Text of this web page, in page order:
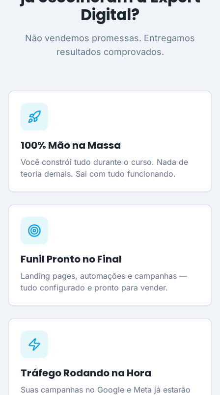
Digital?
Não vendemos promessas. Entregamos
resultados comprovados.
100% Mão na Massa
Você constrói tudo durante o curso. Nada de
teoria demais. Sai com tudo funcionando.
Funil Pronto no Final
Landing pages, automações e campanhas —
tudo configurado e pronto para vender.
Tráfego Rodando na Hora
Suas campanhas no Google e Meta já estarão